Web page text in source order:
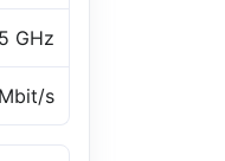
GHz
s